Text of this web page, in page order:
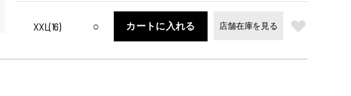
XXL(16) ○ カートに入れる 店舗在庫を見る